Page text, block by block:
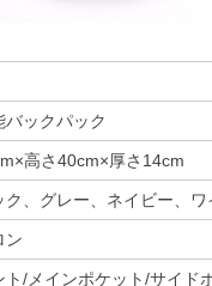
バックパック
高さ40cm×厚さ14cm
ク、グレー、ネイビー、ワ
ン
ト/メインポケット/サイド